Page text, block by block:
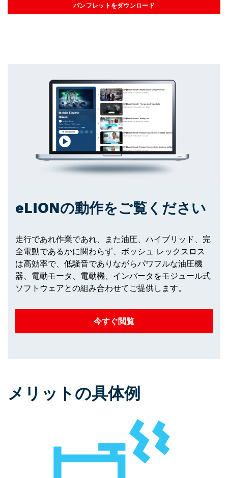
パンフレットをダウンロード
eLIONの動作をご覧ください
走行であれ作業であれ、また油圧、ハイブリッド、完
全電動であるかに関わらず、ボッシュ レックスロス
は高効率で、低騒音でありながらパワフルな油圧機
器、電動モータ、電動機、インバータをモジュール式
ソフトウェアとの組み合わせてご提供します。
今すぐ閲覧
メリットの具体例